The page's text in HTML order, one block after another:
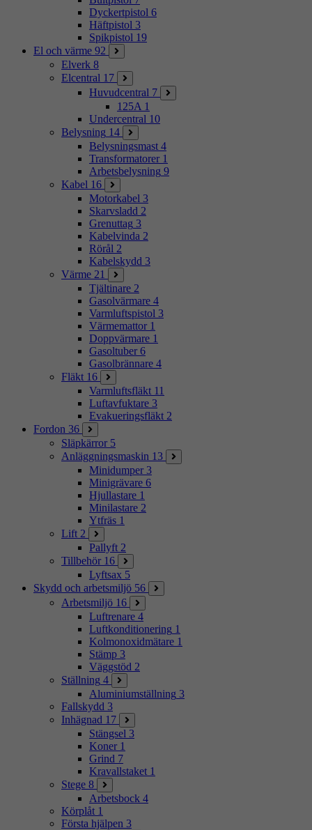
Dyckertpistol 6
Häftpistol 3
Spikpistol 19
El och värme 92
Elverk 8
Elcentral 17
Huvudcentral 7
125A 1
Undercentral 10
Belysning 14
Belysningsmast 4
Transformatorer 1
Arbetsbelysning 9
Kabel 16
Motorkabel 3
Skarvsladd 2
Grenuttag 3
Kabelvinda 2
Rörål 2
Kabelskydd 3
Värme 21
Tjältinare 2
Gasolvärmare 4
Varmluftspistol 3
Värmemattor 1
Doppvärmare 1
Gasoltuber 6
Gasolbrännare 4
Fläkt 16
Varmluftsfläkt 11
Luftavfuktare 3
Evakueringsfläkt 2
Fordon 36
Släpkärror 5
Anläggningsmaskin 13
Minidumper 3
Minigrävare 6
Hjullastare 1
Minilastare 2
Ytfräs 1
Lift 2
Pallyft 2
Tillbehör 16
Lyftsax 5
Skydd och arbetsmiljö 56
Arbetsmiljö 16
Luftrenare 4
Luftkonditionering 1
Kolmonoxidmätare 1
Stämp 3
Väggstöd 2
Ställning 4
Aluminiumställning 3
Fallskydd 3
Inhägnad 17
Stängsel 3
Koner 1
Grind 7
Kravallstaket 1
Stege 8
Arbetsbock 4
Körplåt 1
Första hjälpen 3